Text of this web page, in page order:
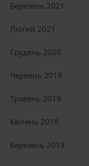
Березень 2021
Лютий 2021
Грудень 2020
Червень 2019
Травень 2019
Квітень 2019
Березень 2019